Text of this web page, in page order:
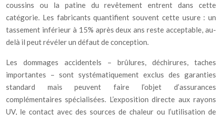
coussins ou la patine du revêtement entrent dans cette
catégorie. Les fabricants quantifient souvent cette usure : un
tassement inférieur à 15% après deux ans reste acceptable, au-
delà il peut révéler un défaut de conception.
Les dommages accidentels – brûlures, déchirures, taches
importantes – sont systématiquement exclus des garanties
standard mais peuvent faire l’objet d’assurances
complémentaires spécialisées. L’exposition directe aux rayons
UV, le contact avec des sources de chaleur ou l’utilisation de